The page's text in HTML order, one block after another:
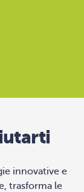
innovative e
trasforma le